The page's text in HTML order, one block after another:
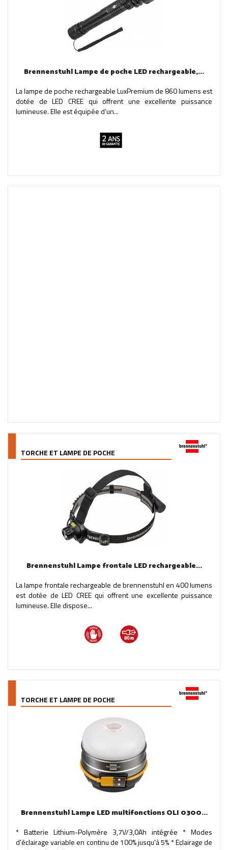
Brennenstuhl Lampe de poche LED rechargeable,...
La lampe de poche rechargeable LuxPremium de 860 lumens est
dotée de LED CREE qui offrent une excellente puissance
lumineuse. Elle est équipée d’un...
TORCHE ET LAMPE DE POCHE
Brennenstuhl Lampe frontale LED rechargeable...
La lampe frontale rechargeable de brennenstuhl en 400 lumens
est dotée de LED CREE qui offrent une excellente puissance
lumineuse. Elle dispose...
TORCHE ET LAMPE DE POCHE
Brennenstuhl Lampe LED multifonctions OLI 0300...
* Batterie Lithium-Polymère 3,7V/3,0Ah intégrée * Modes
d'éclairage variable en continu de 100% jusqu'à 5% * Eclairage de